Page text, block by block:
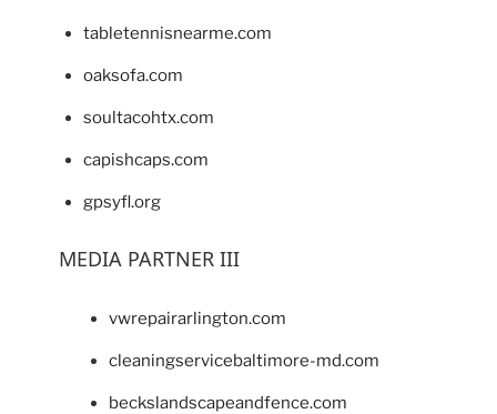
tabletennisnearme.com
oaksofa.com
soultacohtx.com
capishcaps.com
gpsyfl.org
MEDIA PARTNER III
vwrepairarlington.com
cleaningservicebaltimore-md.com
beckslandscapeandfence.com